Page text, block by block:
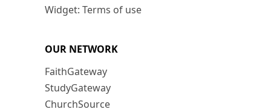
Widget: Terms of use
OUR NETWORK
FaithGateway
StudyGateway
ChurchSource